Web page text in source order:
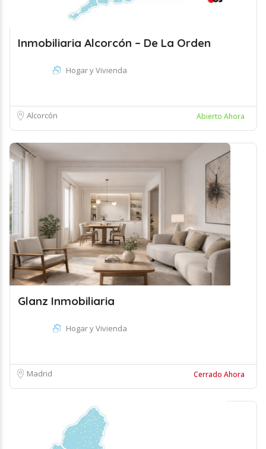
Inmobiliaria Alcorcón – De La Orden
Hogar y Vivienda
Alcorcón Abierto Ahora
Glanz Inmobiliaria
Hogar y Vivienda
Madrid Cerrado Ahora